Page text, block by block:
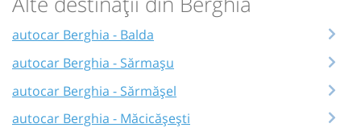
autocar Berghia - Balda
autocar Berghia - Sărmașu
autocar Berghia - Sărmășel
autocar Berghia - Măcicășești